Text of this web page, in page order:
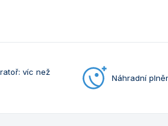
víc než
Náhradní